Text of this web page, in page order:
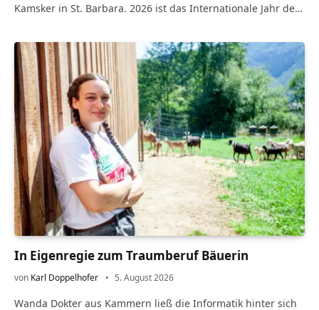
Kamsker in St. Barbara. 2026 ist das Internationale Jahr der
In Eigenregie zum Traumberuf Bäuerin
von Karl Doppelhofer 5. August 2026
Wanda Dokter aus Kammern ließ die Informatik hinter sich